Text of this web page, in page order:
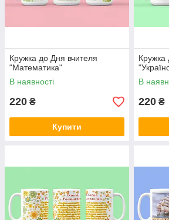
Кружка до Дня вчителя
"Математика"
В наявності
220 ₴
Купити
Кружка
В
220 ₴